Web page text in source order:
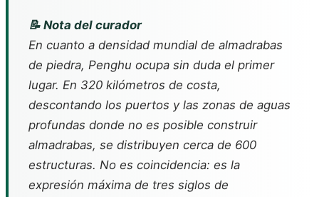
📝 Nota del curador
En cuanto a densidad mundial de almadrabas
de piedra, Penghu ocupa sin duda el primer
lugar. En 320 kilómetros de costa,
descontando los puertos y las zonas de aguas
profundas donde no es posible construir
almadrabas, se distribuyen cerca de 600
estructuras. No es coincidencia: es la
expresión máxima de tres siglos de